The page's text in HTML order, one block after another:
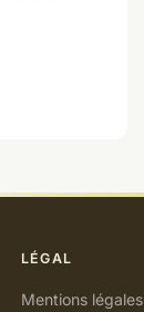
LÉGAL
Mentions légales